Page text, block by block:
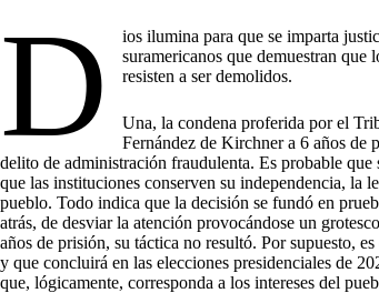
D
ios ilumina para que se imparta
suramericanos que demuestran que
resisten a ser demolidos.
Una, la condena proferida por el
Fernández de Kirchner a 6 años de
delito de administración fraudulenta. Es probable
que las instituciones conserven su independencia, la
pueblo. Todo indica que la decisión se fundó en
atrás, de desviar la atención provocándose un
años de prisión, su táctica no resultó. Por supuesto,
y que concluirá en las elecciones presidenciales de
que, lógicamente, corresponda a los intereses del